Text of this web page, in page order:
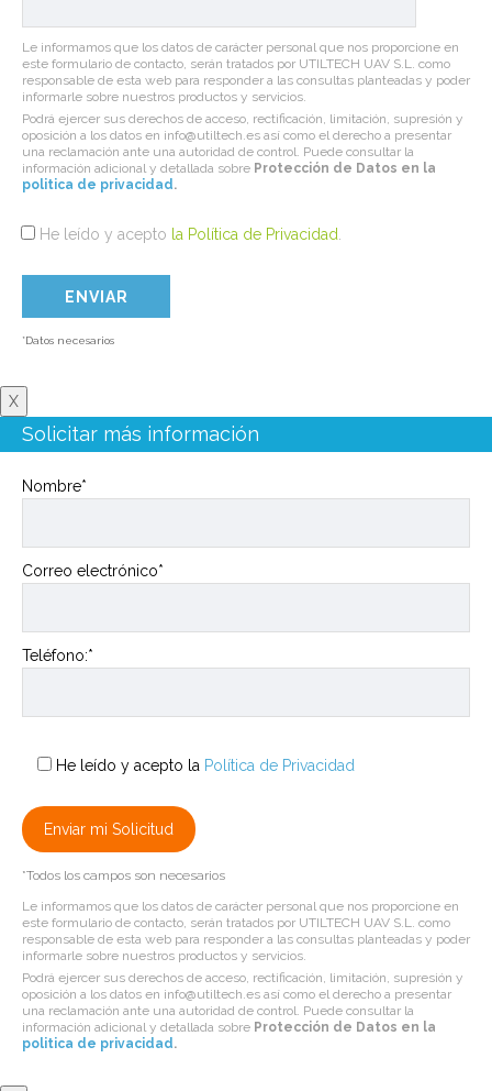
Le informamos que los datos de carácter personal que nos proporcione en
este formulario de contacto, serán tratados por UTILTECH UAV S.L. como
responsable de esta web para responder a las consultas planteadas y poder
informarle sobre nuestros productos y servicios.
Podrá ejercer sus derechos de acceso, rectificación, limitación, supresión y
oposición a los datos en info@utiltech.es así como el derecho a presentar
una reclamación ante una autoridad de control. Puede consultar la
información adicional y detallada sobre Protección de Datos en la
politica de privacidad.
He leído y acepto la Política de Privacidad
*Datos necesarios
X
Solicitar más información
Nombre*
Correo electrónico*
Teléfono:*
He leído y acepto la Política de Privacidad
*Todos los campos son necesarios
Le informamos que los datos de carácter personal que nos proporcione en
este formulario de contacto, serán tratados por UTILTECH UAV S.L. como
responsable de esta web para responder a las consultas planteadas y poder
informarle sobre nuestros productos y servicios.
Podrá ejercer sus derechos de acceso, rectificación, limitación, supresión y
oposición a los datos en info@utiltech.es así como el derecho a presentar
una reclamación ante una autoridad de control. Puede consultar la
información adicional y detallada sobre Protección de Datos en la
politica de privacidad.